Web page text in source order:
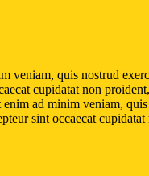
veniam, quis nostrud
cupidatat non
ad minim veniam,
sint occaecat